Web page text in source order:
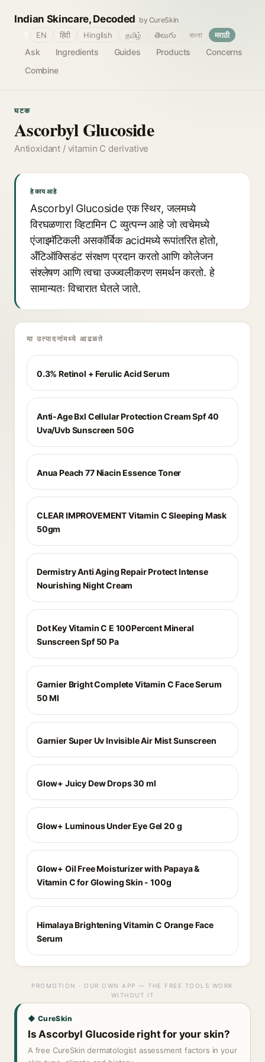
Indian Skincare, Decoded by CureSkin
Ask Ingredients Guides Products
Concerns
Combine
EN हिंदी Hinglish தமிழ் తెలుగు বাংলা मराठी
घटक
Ascorbyl Glucoside
Antioxidant / vitamin C derivative
हे काय आहे
Ascorbyl Glucoside एक स्थिर, जलमध्ये
विरघळणारा व्हिटामिन C व्युत्पन्न आहे जो त्वचेमध्ये
एंजाइमॅटिकली असकॉर्बिक acidमध्ये रूपांतरित होतो,
अँटिऑक्सिडंट संरक्षण प्रदान करतो आणि कोलेजन
संश्लेषण आणि त्वचा उज्ज्वलीकरण समर्थन करतो. हे
सामान्यतः विचारात घेतले जाते.
या उत्पादनांमध्ये आढळते
0.3% Retinol + Ferulic Acid Serum
Anti-Age Bxl Cellular Protection Cream Spf 40
Uva/Uvb Sunscreen 50G
Anua Peach 77 Niacin Essence Toner
CLEAR IMPROVEMENT Vitamin C Sleeping Mask
50gm
Dermistry Anti Aging Repair Protect Intense
Nourishing Night Cream
Dot Key Vitamin C E 100Percent Mineral
Sunscreen Spf 50 Pa
Garnier Bright Complete Vitamin C Face Serum
50 Ml
Garnier Super Uv Invisible Air Mist Sunscreen
Glow+ Juicy Dew Drops 30 ml
Glow+ Luminous Under Eye Gel 20 g
Glow+ Oil Free Moisturizer with Papaya &
Vitamin C for Glowing Skin - 100g
Himalaya Brightening Vitamin C Orange Face
Serum
PROMOTION · OUR OWN APP — THE FREE TOOLS WORK
WITHOUT IT
◆ CureSkin
Is Ascorbyl Glucoside right for your skin?
A free CureSkin dermatologist assessment factors in your